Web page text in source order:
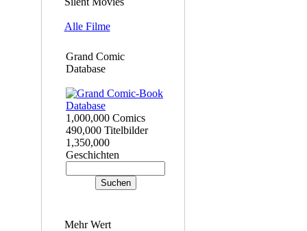
Alle Filme
Grand Comic
Database
1,000,000 Comics
490,000 Titelbilder
1,350,000
Geschichten
Mehr Wert